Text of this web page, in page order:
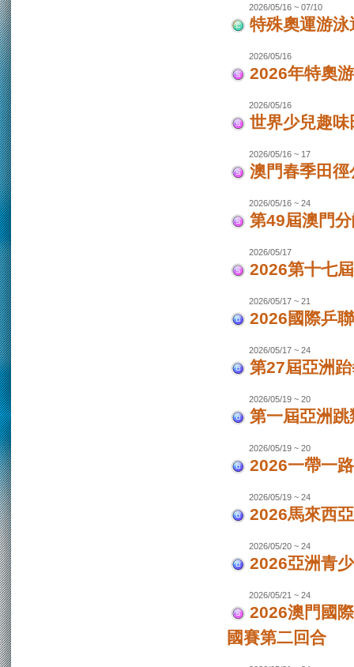
2026/05/16 ~ 07/10
特殊奧運游
2026/05/16
2026年特奧
2026/05/16
世界少兒趣味
2026/05/16 ~ 17
澳門春季田徑
2026/05/16 ~ 24
第49屆澳門
2026/05/17
2026第十七
2026/05/17 ~ 21
2026國際乒
2026/05/17 ~ 24
第27屆亞洲
2026/05/19 ~ 20
第一屆亞洲
2026/05/19 ~ 20
2026一帶一
2026/05/19 ~ 24
2026馬來西
2026/05/20 ~ 24
2026亞洲青
2026/05/21 ~ 24
2026澳門國
國賽第二回合